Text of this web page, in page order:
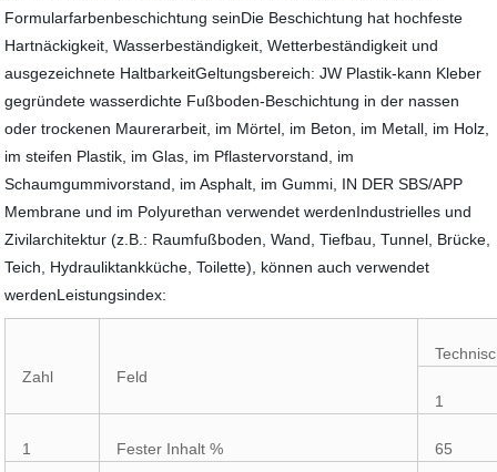
Formularfarbenbeschichtung seinDie Beschichtung hat hochfeste
Hartnäckigkeit, Wasserbeständigkeit, Wetterbeständigkeit und
ausgezeichnete HaltbarkeitGeltungsbereich: JW Plastik-kann Kleber
gegründete wasserdichte Fußboden-Beschichtung in der nassen
oder trockenen Maurerarbeit, im Mörtel, im Beton, im Metall, im Holz,
im steifen Plastik, im Glas, im Pflastervorstand, im
Schaumgummivorstand, im Asphalt, im Gummi, IN DER SBS/APP
Membrane und im Polyurethan verwendet werdenIndustrielles und
Zivilarchitektur (z.B.: Raumfußboden, Wand, Tiefbau, Tunnel, Brücke,
Teich, Hydrauliktankküche, Toilette), können auch verwendet
werdenLeistungsindex:
Zahl Feld
1
1 Fester Inhalt % 65